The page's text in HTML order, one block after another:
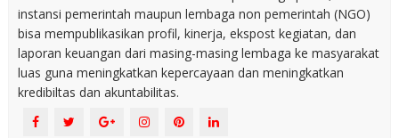
instansi pemerintah maupun lembaga non pemerintah (NGO)
bisa mempublikasikan profil, kinerja, ekspost kegiatan, dan
laporan keuangan dari masing-masing lembaga ke masyarakat
luas guna meningkatkan kepercayaan dan meningkatkan
kredibiltas dan akuntabilitas.